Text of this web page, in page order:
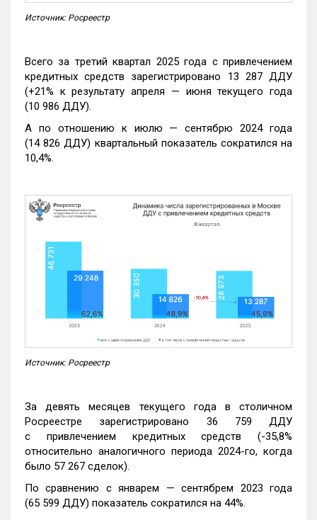
Источник: Росреестр
Всего за третий квартал 2025 года с привлечением
кредитных средств зарегистрировано 13 287 ДДУ
(+21% к результату апреля — июня текущего года
(10 986 ДДУ).
А по отношению к июлю — сентябрю 2024 года
(14 826 ДДУ) квартальный показатель сократился на
10,4%.
Источник: Росреестр
За девять месяцев текущего года в столичном
Росреестре зарегистрировано 36 759 ДДУ
с привлечением кредитных средств (-35,8%
относительно аналогичного периода 2024-го, когда
было 57 267 сделок).
По сравнению с январем — сентябрем 2023 года
(65 599 ДДУ) показатель сократился на 44%.